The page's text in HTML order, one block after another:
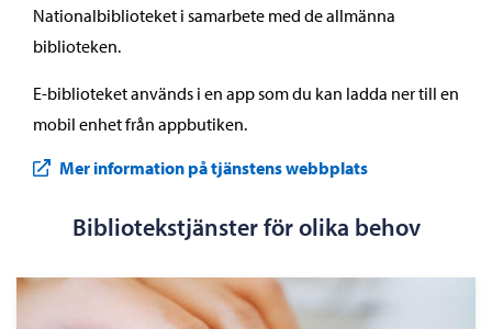
Nationalbiblioteket i samarbete med de allmänna
biblioteken.
E-biblioteket används i en app som du kan ladda ner till en
mobil enhet från appbutiken.
Mer information på tjänstens webbplats
Bibliotekstjänster för olika behov